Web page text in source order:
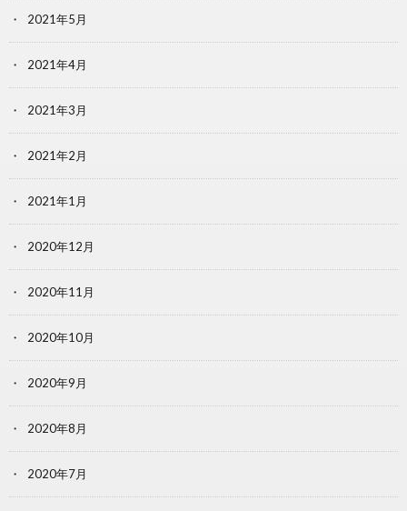
2021年5月
2021年4月
2021年3月
2021年2月
2021年1月
2020年12月
2020年11月
2020年10月
2020年9月
2020年8月
2020年7月